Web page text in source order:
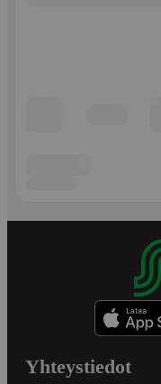
Yhteystiedot